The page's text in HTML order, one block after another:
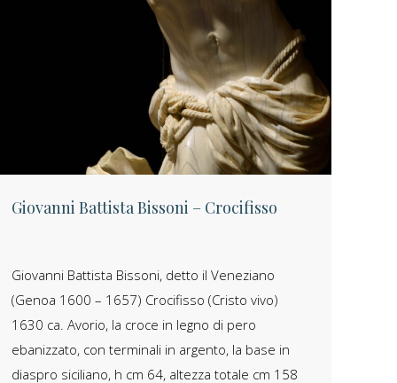
Giovanni Battista Bissoni – Crocifisso
Giovanni Battista Bissoni, detto il Veneziano
(Genoa 1600 – 1657) Crocifisso (Cristo vivo)
1630 ca. Avorio, la croce in legno di pero
ebanizzato, con terminali in argento, la base in
diaspro siciliano, h cm 64, altezza totale cm 158